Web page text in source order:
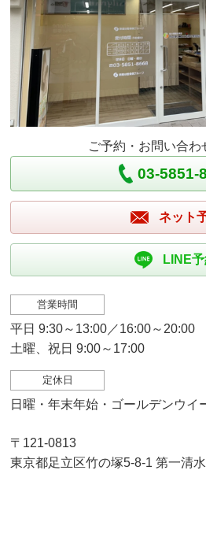
ご予約・お問い合わ
03-5851-
ネット
LINE
営業時間
平日 9:30～13:00／16:00～20:00
土曜、祝日 9:00～17:00
定休日
日曜・年末年始・ゴールデンウイ
〒121-0813
東京都足立区竹の塚5-8-1 第一清